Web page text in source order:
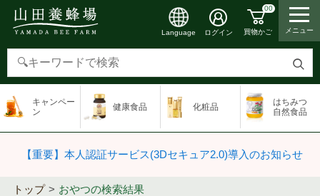
検
す
Language ログイン
00
買物かご メニュー
キャンペー
ン
健康食品 化粧品
はちみつ
自然食品
【重要】本人認証サービス(3Dセキュア2.0)導入のお知らせ
トップ おやつの検索結果